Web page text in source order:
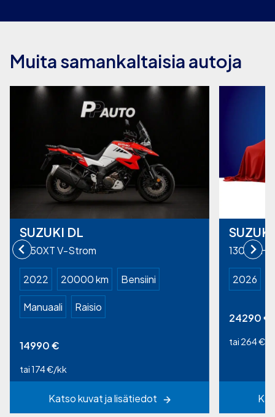
Muita samankaltaisia autoja
SUZUKI DL
1050XT V-Strom
2022 20000 km Bensiini
Manuaali Raisio
14990€
tai 174 €/kk
Katso kuvat ja lisätiedot
1300R
2026
24290€
tai 264 €/